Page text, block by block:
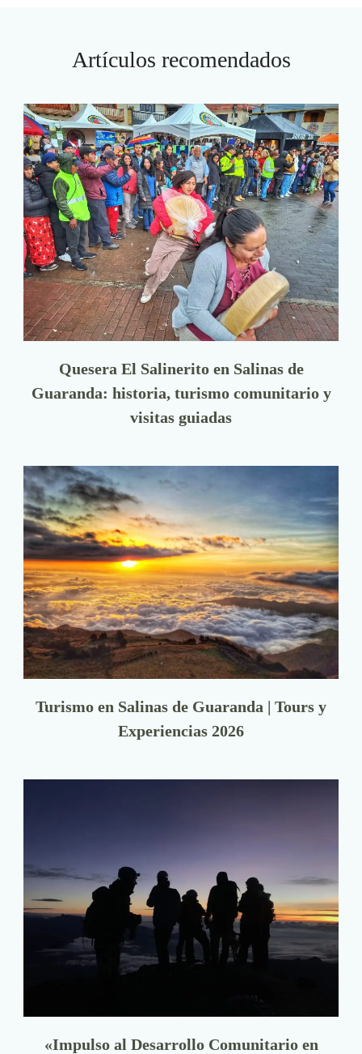
Artículos recomendados
Quesera El Salinerito en Salinas de
Guaranda: historia, turismo comunitario y
visitas guiadas
Turismo en Salinas de Guaranda | Tours y
Experiencias 2026
«Impulso al Desarrollo Comunitario en